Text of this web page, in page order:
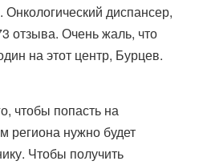
диспансер,
отзыва. Очень жаль, что
на этот центр, Бурцев.
чтобы попасть на
региона нужно будет
Чтобы получить